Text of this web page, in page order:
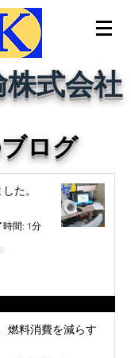
式会社
ログ
た。
時間: 1分
燃料消費を減らす